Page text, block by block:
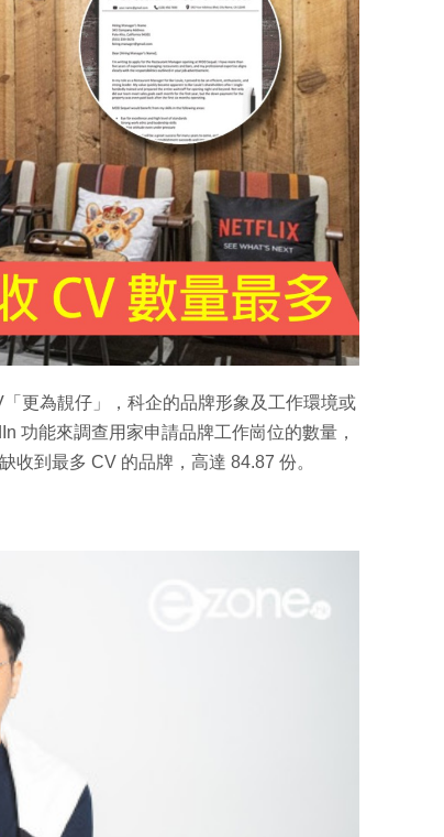
更為靚仔」，科企的品牌形象及工作環境或
功能來調查用家申請品牌工作崗位的數量，
收到最多 CV 的品牌，高達 84.87 份。